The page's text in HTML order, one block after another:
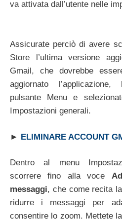
va attivata dall’utente nelle
Assicurate perciò di avere
Store l’ultima versione
Gmail, che dovrebbe
aggiornato
pulsante Menu e
Impostazioni generali.
► ELIMINARE ACCOUNT
Dentro al menu
scorrere fino alla voce
messaggi, che come recita
ridurre i messaggi per
consentire lo zoom. Mettete